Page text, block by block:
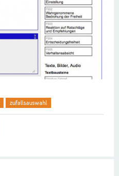
zufallsauswahl